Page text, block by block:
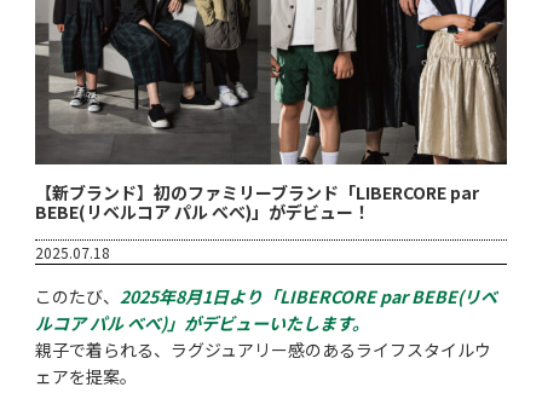
【新ブランド】初のファミリーブランド「LIBERCORE par
BEBE(リベルコア パル べべ)」がデビュー！
2025.07.18
このたび、 2025年8月1日より「LIBERCORE par BEBE(リベ
ルコア パル べべ)」がデビューいたします。
親子で着られる、ラグジュアリー感のあるライフスタイルウ
ェアを提案。